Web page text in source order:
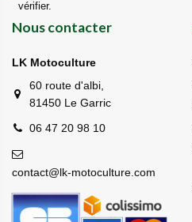
vérifier.
Nous contacter
LK Motoculture
60 route d'albi,
81450 Le Garric
06 47 20 98 10
contact@lk-motoculture.com